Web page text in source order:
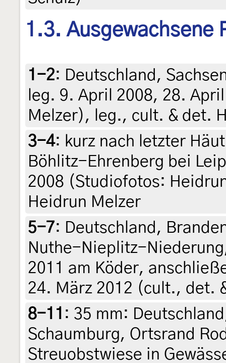
1.3. Ausgewachsene
1-2: Deutschland,
leg. 9. April 2008, 28.
Melzer), leg., cult. & det.
3-4: kurz nach letzter
Böhlitz-Ehrenberg bei
2008 (Studiofotos:
Heidrun Melzer
5-7: Deutschland,
Nuthe-Nieplitz-
2011 am Köder,
24. März 2012 (cult., det.
8-11 : 35 mm:
Schaumburg, Ortsrand
Streuobstwiese in